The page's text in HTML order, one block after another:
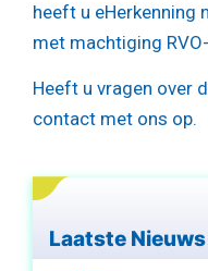
heeft u eHerkenning
met machtiging
Heeft u vragen over
contact met ons op.
Laatste Nieuws